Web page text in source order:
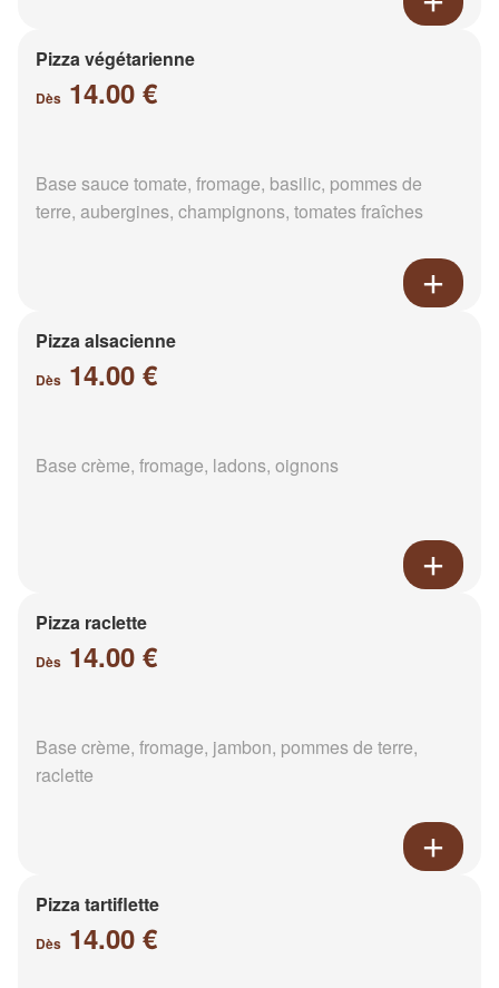
Pizza végétarienne
Dès 14.00 €
Base sauce tomate, fromage, basilic, pommes de
terre, aubergines, champignons, tomates fraîches
Pizza alsacienne
Dès 14.00 €
Base crème, fromage, ladons, oignons
Pizza raclette
Dès 14.00 €
Base crème, fromage, jambon, pommes de terre,
raclette
Pizza tartiflette
Dès 14.00 €